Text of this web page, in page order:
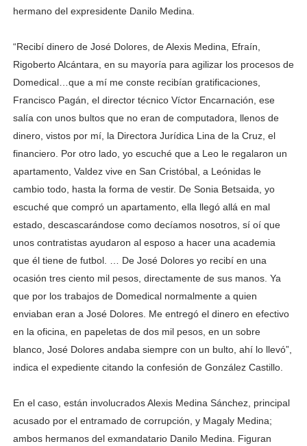
hermano del expresidente Danilo Medina.
“Recibí dinero de José Dolores, de Alexis Medina, Efraín,
Rigoberto Alcántara, en su mayoría para agilizar los procesos de
Domedical…que a mí me conste recibían gratificaciones,
Francisco Pagán, el director técnico Víctor Encarnación, ese
salía con unos bultos que no eran de computadora, llenos de
dinero, vistos por mí, la Directora Jurídica Lina de la Cruz, el
financiero. Por otro lado, yo escuché que a Leo le regalaron un
apartamento, Valdez vive en San Cristóbal, a Leónidas le
cambio todo, hasta la forma de vestir. De Sonia Betsaida, yo
escuché que compró un apartamento, ella llegó allá en mal
estado, descascarándose como decíamos nosotros, sí oí que
unos contratistas ayudaron al esposo a hacer una academia
que él tiene de futbol. … De José Dolores yo recibí en una
ocasión tres ciento mil pesos, directamente de sus manos. Ya
que por los trabajos de Domedical normalmente a quien
enviaban eran a José Dolores. Me entregó el dinero en efectivo
en la oficina, en papeletas de dos mil pesos, en un sobre
blanco, José Dolores andaba siempre con un bulto, ahí lo llevó”,
indica el expediente citando la confesión de González Castillo.
En el caso, están involucrados Alexis Medina Sánchez, principal
acusado por el entramado de corrupción, y Magaly Medina;
ambos hermanos del exmandatario Danilo Medina. Figuran